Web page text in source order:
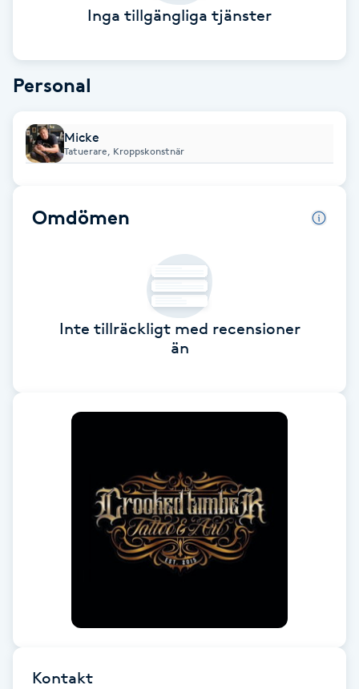
Barber
Barnklippning
Brynformning
Bröllopsuppsättning
Coachning
Color correction
Inga tillgängliga tjänster
Personal
Micke
Tatuerare, Kroppskonstnär
Omdömen
Inte tillräckligt med recensioner
än
Kontakt